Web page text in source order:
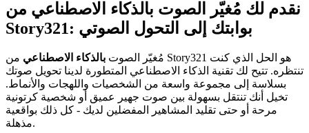
نقدم لك مُغيّر الصوت بالذكاء الاصطناعي من
Story321: بوابتك إلى التحول الصوتي
مُغيّر الصوت بالذكاء الاصطناعي من Story321 هو الحل الذي كنت
تنتظره. تتيح لك تقنية الذكاء الاصطناعي المتطورة لدينا تحويل صوتك
بسلاسة إلى مجموعة واسعة من الشخصيات واللهجات والأنماط.
تخيل أنك تنتقل بسهولة بين صوت جهير عميق أو شخصية كرتونية
مرحة أو حتى تقليد المشاهير المفضلين لديك - كل ذلك بواقعية
مذهلة.